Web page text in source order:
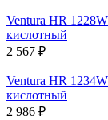
Ventura HR
кислотный
2 567 ₽
Ventura HR
кислотный
2 986 ₽